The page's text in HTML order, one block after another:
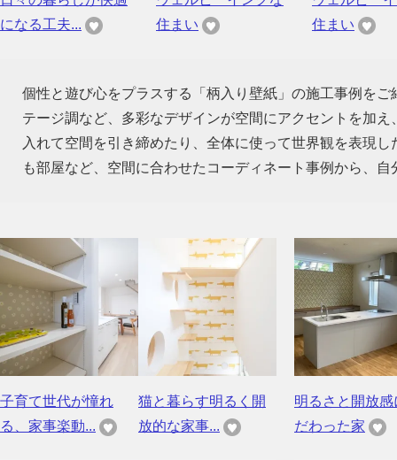
になる工夫...
住まい
住まい
個性と遊び心をプラスする「柄入り壁紙」の施工事例を
テージ調など、多彩なデザインが空間にアクセントを加
入れて空間を引き締めたり、全体に使って世界観を表現
も部屋など、空間に合わせたコーディネート事例から、
子育て世代が憧れ
る、家事楽動...
猫と暮らす明るく開
放的な家事...
明るさと開放感
だわった家